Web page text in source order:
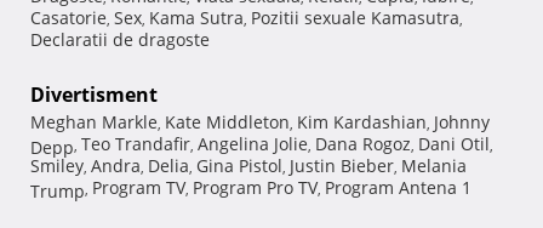
Casatorie, Sex, Kama Sutra, Pozitii sexuale Kamasutra,
Declaratii de dragoste
Divertisment
Meghan Markle, Kate Middleton, Kim Kardashian, Johnny
Depp, Teo Trandafir, Angelina Jolie, Dana Rogoz, Dani Otil,
Smiley, Andra, Delia, Gina Pistol, Justin Bieber, Melania
Trump, Program TV, Program Pro TV, Program Antena 1